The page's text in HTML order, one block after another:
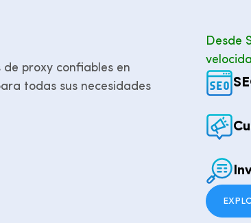
de proxy confiables en
todas sus necesidades
Desde